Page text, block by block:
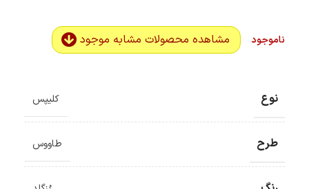
ناموجود مشاهده محصولات مشابه موجود
نوع کلیپس
طرح طاووس